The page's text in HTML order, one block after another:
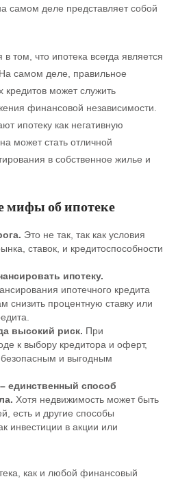
самом деле представляет собой
том, что ипотека всегда является
самом деле, правильное
кредитов может служить
финансовой независимости.
ипотеку как негативную
может стать отличной
в собственное жилье и
мифы об ипотеке
Это не так, так как условия
ставок, и кредитоспособности
ипотеку.
ипотечного кредита
снизить процентную ставку или
высокий риск. При
к выбору кредитора и оферт,
и выгодным
единственный способ
Хотя недвижимость может быть
есть и другие способы
инвестиции в акции или
как и любой финансовый